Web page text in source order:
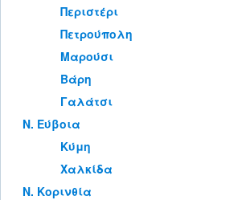
Περιστέρι
Πετρούπολη
Μαρούσι
Βάρη
Γαλάτσι
Ν. Εύβοια
Κύμη
Χαλκίδα
Ν. Κορινθία